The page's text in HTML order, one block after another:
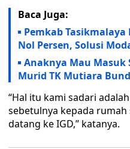
Baca Juga:
Pemkab Tasikmalaya
Nol Persen, Solusi
Anaknya Mau Masuk
Murid TK Mutiara
“Hal itu kami sadari
sebetulnya kepada
datang ke IGD,” katanya.